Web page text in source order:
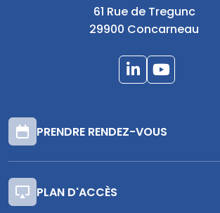
61 Rue de Tregunc
29900 Concarneau
PRENDRE RENDEZ-VOUS
PLAN D'ACCÈS